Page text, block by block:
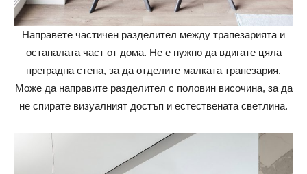
Направете частичен разделител между трапезарията и
останалата част от дома. Не е нужно да вдигате цяла
преградна стена, за да отделите малката трапезария.
Може да направите разделител с половин височина, за да
не спирате визуалният достъп и естествената светлина.